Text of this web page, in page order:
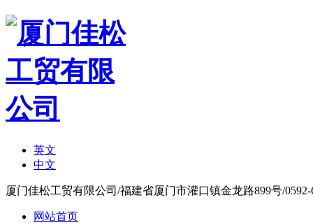
英文
中文
厦门佳松工贸有限公司/福建省厦门市灌口镇金龙路899号/0592-
网站首页